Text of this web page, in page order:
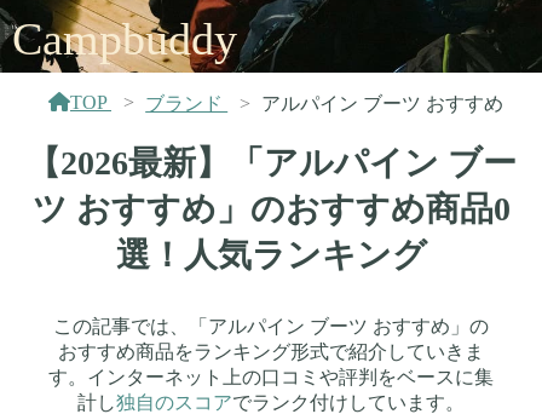
Campbuddy
TOP ブランド アルパイン ブーツ おすすめ
【2026最新】「アルパイン ブー
ツ おすすめ」のおすすめ商品0
選！人気ランキング
この記事では、「アルパイン ブーツ おすすめ」の
おすすめ商品をランキング形式で紹介していきま
す。インターネット上の口コミや評判をベースに集
計し独自のスコアでランク付けしています。